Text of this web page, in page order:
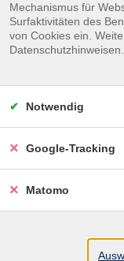
Mechanismus für
Surfaktivitäten des
von Cookies ein.
Datenschutzhinweisen.
Notwendig
Google-Tracking
Matomo